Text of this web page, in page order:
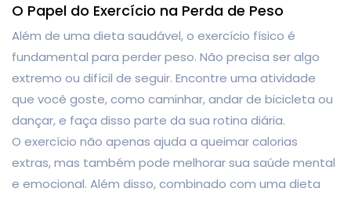
O Papel do Exercício na Perda de Peso
Além de uma dieta saudável, o exercício físico é
fundamental para perder peso. Não precisa ser algo
extremo ou difícil de seguir. Encontre uma atividade
que você goste, como caminhar, andar de bicicleta ou
dançar, e faça disso parte da sua rotina diária.
O exercício não apenas ajuda a queimar calorias
extras, mas também pode melhorar sua saúde mental
e emocional. Além disso, combinado com uma dieta